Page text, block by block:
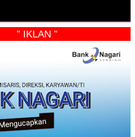
" IKLAN "